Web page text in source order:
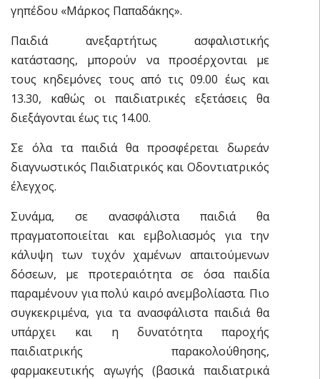
γηπέδου «Μάρκος Παπαδάκης».
Παιδιά ανεξαρτήτως ασφαλιστικής
κατάστασης, μπορούν να προσέρχονται με
τους κηδεμόνες τους από τις 09.00 έως και
13.30, καθώς οι παιδιατρικές εξετάσεις θα
διεξάγονται έως τις 14.00.
Σε όλα τα παιδιά θα προσφέρεται δωρεάν
διαγνωστικός Παιδιατρικός και Οδοντιατρικός
έλεγχος.
Συνάμα, σε ανασφάλιστα παιδιά θα
πραγματοποιείται και εμβολιασμός για την
κάλυψη των τυχόν χαμένων απαιτούμενων
δόσεων, με προτεραιότητα σε όσα παιδία
παραμένουν για πολύ καιρό ανεμβολίαστα. Πιο
συγκεκριμένα, για τα ανασφάλιστα παιδιά θα
υπάρχει και η δυνατότητα παροχής
παιδιατρικής παρακολούθησης,
φαρμακευτικής αγωγής (βασικά παιδιατρικά